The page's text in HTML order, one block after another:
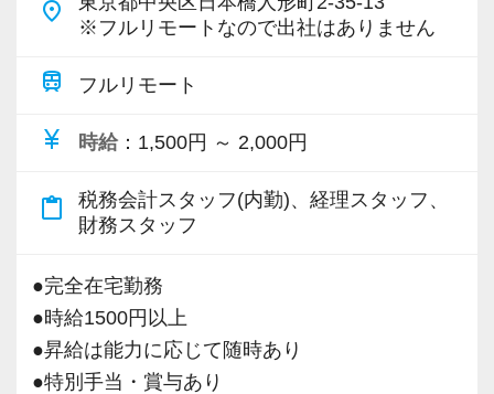
・書籍購入費／研修費は全額会社負担
・資格取得を目指す社員が多数
＜募集の背景＞
・事業拡大に伴う増員募集
・組織力強化に向けた採用
・将来の中核人材を募集
＜先輩スタッフの声＞
place
※フルリモートなので出社はありません
train フルリモート
currency_yen 時給 ：1,500円 ～ 2,000円
content_paste
税務会計スタッフ(内勤)、経理スタッフ、
財務スタッフ
●完全在宅勤務
●時給1500円以上
●昇給は能力に応じて随時あり
●特別手当・賞与あり